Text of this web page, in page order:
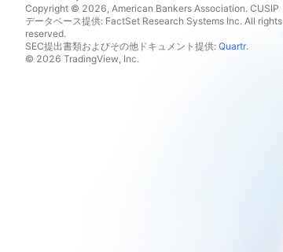
Copyright © 2026, American Bankers Association. CUSIP
データベース提供: FactSet Research Systems Inc. All rights
reserved.
SEC提出書類およびその他ドキュメント提供: Quartr.
© 2026 TradingView, Inc.